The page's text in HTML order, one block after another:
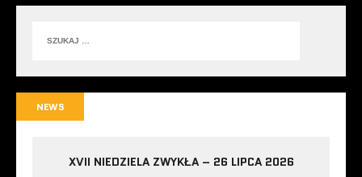
NEWS
XVII NIEDZIELA ZWYKŁA – 26 LIPCA 2026